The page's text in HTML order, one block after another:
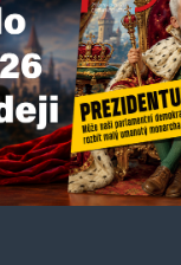
2025 (8:27)
vede